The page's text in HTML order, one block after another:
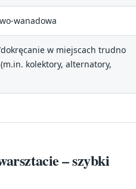
wanadowa
w miejscach trudno
kolektory, alternatory,
– szybki